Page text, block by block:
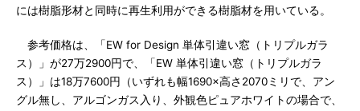
には樹脂形材と同時に再生利用ができる樹脂材を用いている。
参考価格は、「EW for Design 単体引違い窓（トリプルガラ
ス）」が27万2900円で、「EW 単体引違い窓（トリプルガラ
ス）」は18万7600円（いずれも幅1690×高さ2070ミリで、アン
グル無し、アルゴンガス入り、外観色ピュアホワイトの場合で、